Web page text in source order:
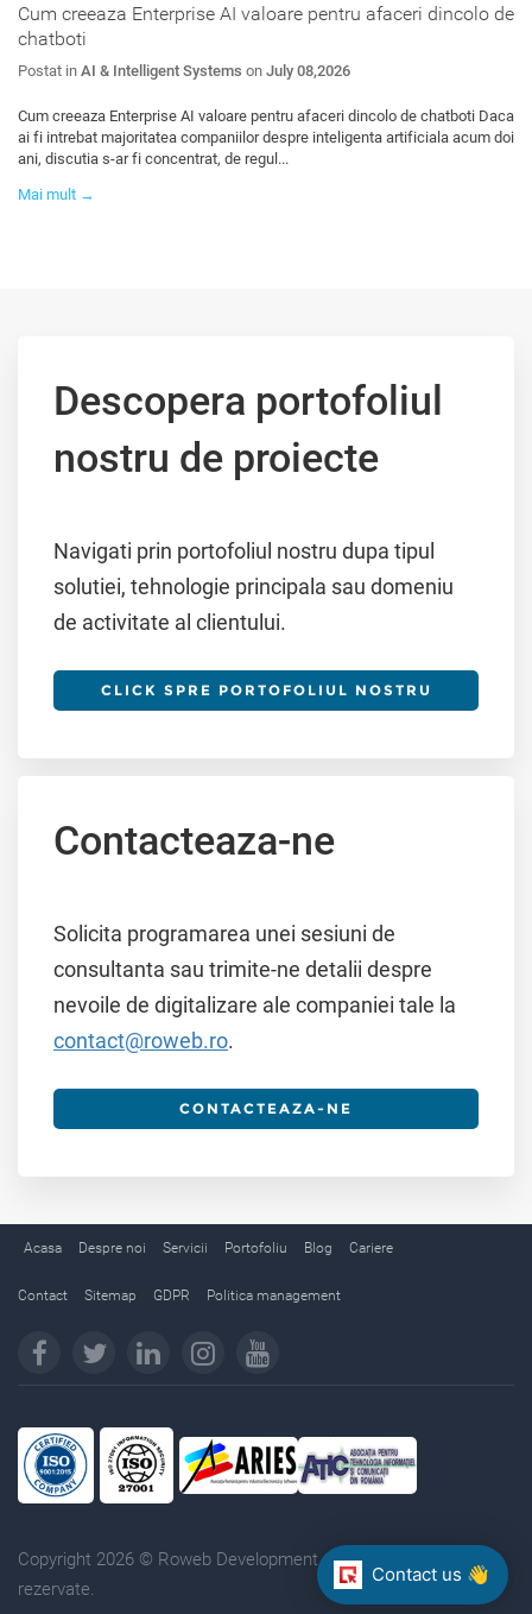
Cum creeaza Enterprise AI valoare pentru afaceri dincolo de
chatboti
Postat in AI & Intelligent Systems on July 08,2026
Cum creeaza Enterprise AI valoare pentru afaceri dincolo de chatboti Daca
ai fi intrebat majoritatea companiilor despre inteligenta artificiala acum doi
ani, discutia s-ar fi concentrat, de regul...
Mai mult →
Descopera portofoliul
nostru de proiecte
Navigati prin portofoliul nostru dupa tipul
solutiei, tehnologie principala sau domeniu
de activitate al clientului.
CLICK SPRE PORTOFOLIUL NOSTRU
Contacteaza-ne
Solicita programarea unei sesiuni de
consultanta sau trimite-ne detalii despre
nevoile de digitalizare ale companiei tale la
contact@roweb.ro.
CONTACTEAZA-NE
Acasa Despre noi Servicii Portofoliu Blog Cariere
Contact Sitemap GDPR Politica management
Copyright 2026 © Roweb Development. Toate drepturile
rezervate.
Contact us 👋